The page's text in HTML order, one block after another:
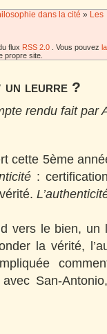
dans la cité » Les
flux RSS 2.0 . Vous pouvez
propre site.
un leurre ?
rendu fait par
cette 5ème
:
vers le bien, un
la vérité,
San-